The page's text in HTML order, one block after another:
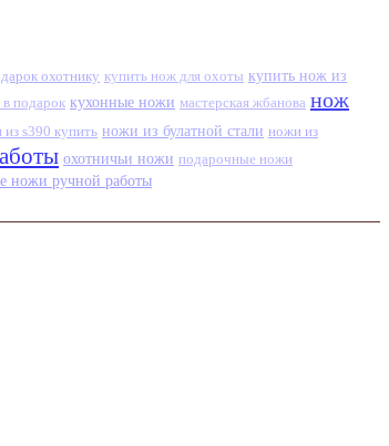
охотнику купить нож для охоты купить нож из
подарок кухонные ножи мастерская жбанова нож
s390 купить ножи из булатной стали ножи из
охотничьи ножи подарочные ножи
ножи ручной работы